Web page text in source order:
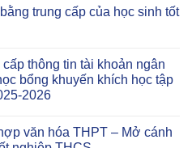
trung cấp của học sinh tốt
thông tin tài khoản ngân
bổng khuyến khích học tập
2026
văn hóa THPT – Mở cánh